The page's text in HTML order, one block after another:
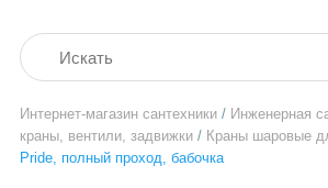
Интернет-магазин сантехники / Инженерная
краны, вентили, задвижки / Краны шаровые
Pride, полный проход, бабочка